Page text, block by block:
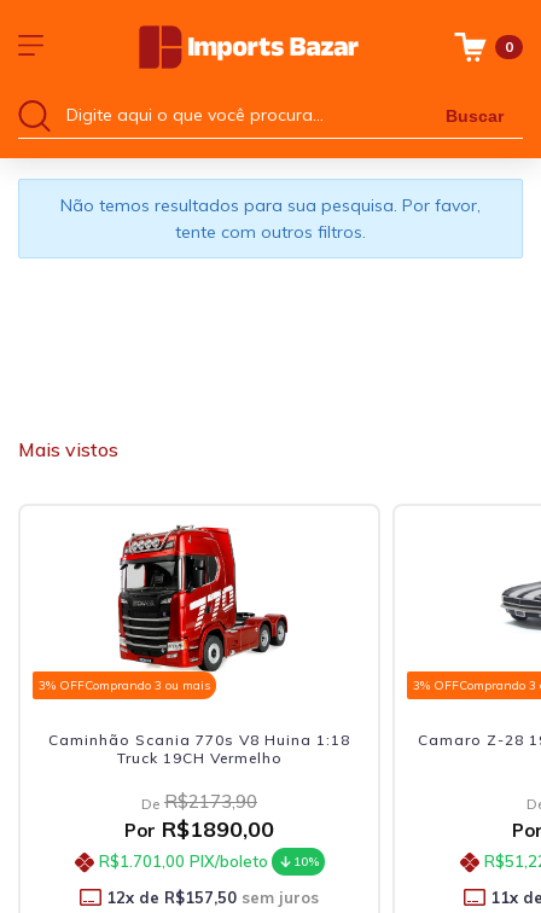
0
Buscar
Não temos resultados para sua pesquisa. Por favor,
tente com outros filtros.
Mais vistos
3% OFFComprando 3 ou mais
Caminhão Scania 770s V8 Huina 1:18
Truck 19CH Vermelho
De R$2173,90
Por R$1890,00
R$1.701,00 PIX/boleto 10%
12x de R$157,50 sem juros
3% OFFComprando 3
Camaro Z-28
11x